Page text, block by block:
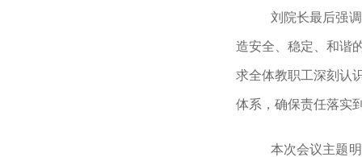
刘院长最后强
造安全、稳定、和谐
求全体教职工深刻认
体系，确保责任落实
本次会议主题